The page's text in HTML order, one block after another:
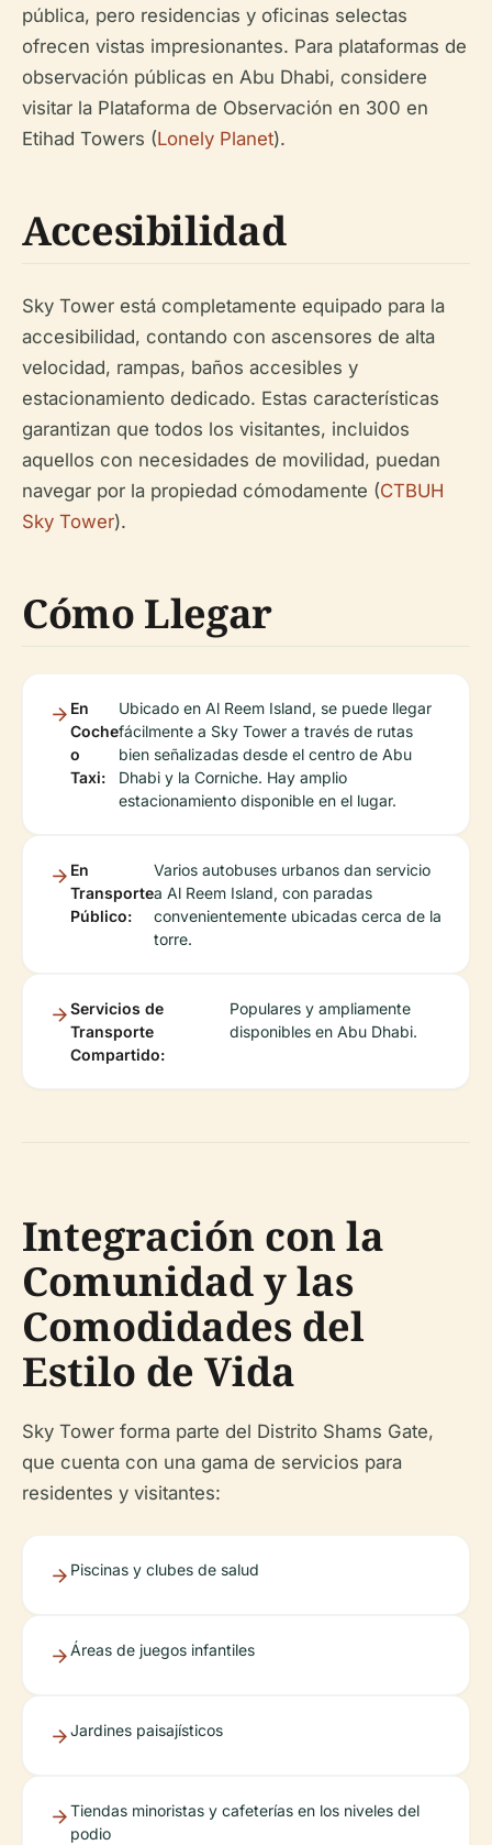
pública, pero residencias y oficinas selectas
ofrecen vistas impresionantes. Para plataformas de
observación públicas en Abu Dhabi, considere
visitar la Plataforma de Observación en 300 en
Etihad Towers (Lonely Planet).
Accesibilidad
Sky Tower está completamente equipado para la
accesibilidad, contando con ascensores de alta
velocidad, rampas, baños accesibles y
estacionamiento dedicado. Estas características
garantizan que todos los visitantes, incluidos
aquellos con necesidades de movilidad, puedan
navegar por la propiedad cómodamente (CTBUH
Sky Tower).
Cómo Llegar
En
Coche
o
Taxi:
Ubicado en Al Reem Island, se puede llegar
fácilmente a Sky Tower a través de rutas
bien señalizadas desde el centro de Abu
Dhabi y la Corniche. Hay amplio
estacionamiento disponible en el lugar.
En
Transporte
Público:
Varios autobuses urbanos dan servicio
a Al Reem Island, con paradas
convenientemente ubicadas cerca de la
torre.
Servicios de
Transporte
Compartido:
Populares y ampliamente
disponibles en Abu Dhabi.
Integración con la
Comunidad y las
Comodidades del
Estilo de Vida
Sky Tower forma parte del Distrito Shams Gate,
que cuenta con una gama de servicios para
residentes y visitantes:
Piscinas y clubes de salud
Áreas de juegos infantiles
Jardines paisajísticos
Tiendas minoristas y cafeterías en los niveles del
podio